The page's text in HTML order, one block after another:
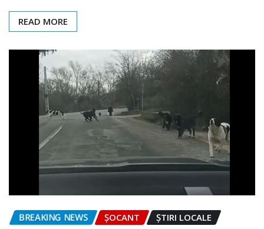
READ MORE
BREAKING NEWS ȘOCANT ȘTIRI LOCALE